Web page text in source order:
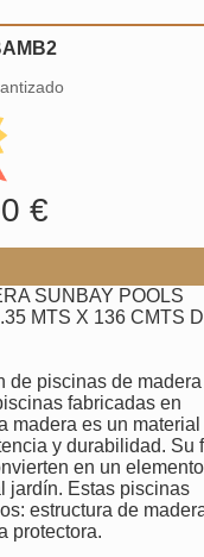
€
SUNBAY POOLS
MTS X 136 CMTS
de piscinas de madera
fabricadas en
madera es un material
y durabilidad. Su
en un elemento
jardín. Estas piscinas
estructura de
protectora.